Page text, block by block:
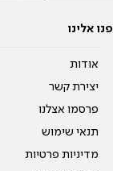
פנו אלינו
אודות
יצירת קשר
פרסמו אצלנו
תנאי שימוש
מדיניות פרטיות